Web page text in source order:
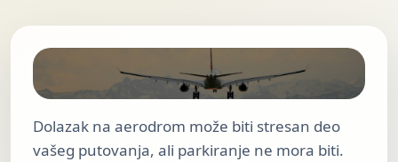
Dolazak na aerodrom može biti stresan deo
vašeg putovanja, ali parkiranje ne mora biti.